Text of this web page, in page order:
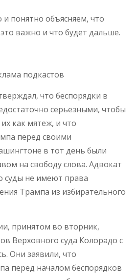
понятно объясняем, что
важно и что будет дальше.
подкастов
что беспорядки в
серьезными, чтобы
как мятеж, и что
перед своими
в тот день были
на свободу слова. Адвокат
суды не имеют права
Трампа из избирательного
принятом во вторник,
Верховного суда Колорадо с
Они заявили, что
перед началом беспорядков